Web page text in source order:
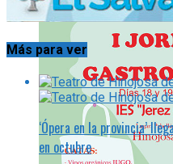
Más para ver
‘Ópera en la provincia’
en octubre